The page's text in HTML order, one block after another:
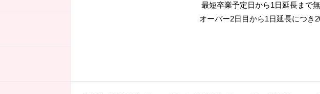
最短卒業予定日から1日延長まで
オーバー2日目から1日延長につき